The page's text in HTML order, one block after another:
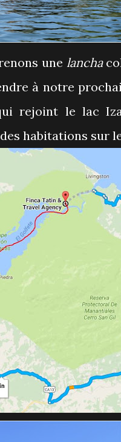
une lancha
à notre
rejoint le lac
habitations sur